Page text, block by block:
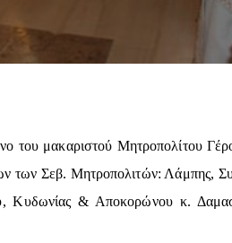
του μακαριστού Μητροπολίτου
των Σεβ. Μητροπολιτών: Λάμπης,
Κυδωνίας & Αποκορώνου κ.